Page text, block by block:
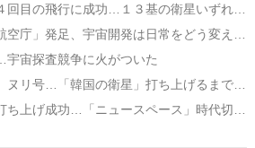
· 韓国宇宙庁「ヌリ号、４回目の飛行に成功…１３基の衛星いずれも軌道に安着」
宙探査競争に火がついた
· 科学ロケット、羅老号、ヌリ号…「韓国の衛星」打ち上げるまでの３０年